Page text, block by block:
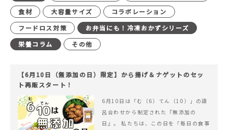
食材
大容量サイズ
コラボレーション
フードロス対策
お弁当にも！冷凍おかずシリーズ
栄養コラム
その他
【6月10日（無添加の日）限定】から揚げ＆ナゲットのセッ
ト再販スタート！
6月10日は「む（6）てん（10）」の語
呂合わせから制定された『無添加の
日』。 私たちは、この日を「毎日の食事